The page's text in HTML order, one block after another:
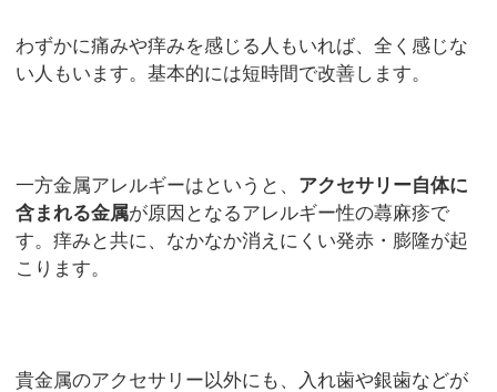
わずかに痛みや痒みを感じる人もいれば、全く感じな
い人もいます。基本的には短時間で改善します。
一方金属アレルギーはというと、 アクセサリー自体に
含まれる金属が原因となるアレルギー性の蕁麻疹で
す。痒みと共に、なかなか消えにくい発赤・膨隆が起
こります。
貴金属のアクセサリー以外にも、入れ歯や銀歯などが